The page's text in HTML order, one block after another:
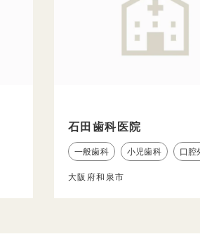
石田歯科医院
一般歯科 小児歯科 口腔
大阪府和泉市